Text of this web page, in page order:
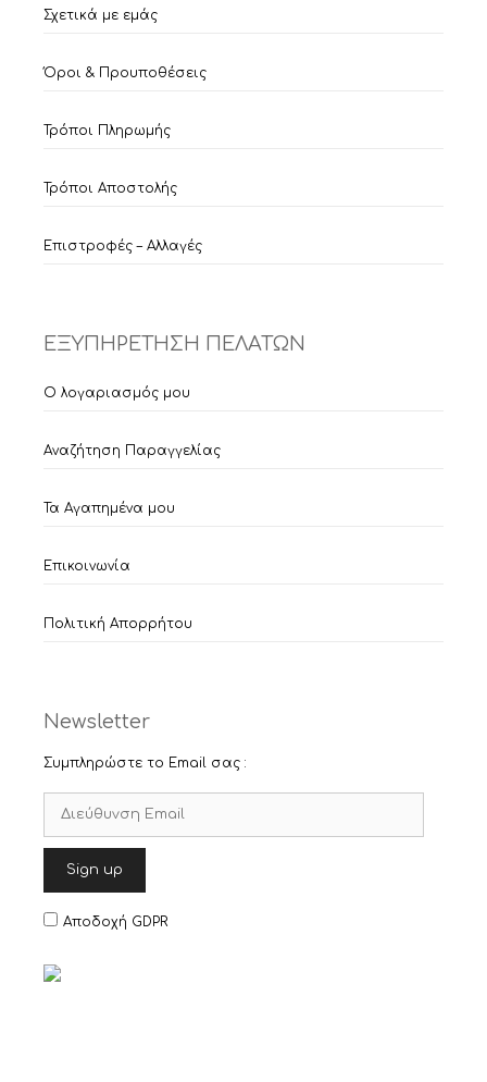
Σχετικά με εμάς
Όροι & Προυποθέσεις
Τρόποι Πληρωμής
Τρόποι Αποστολής
Επιστροφές – Αλλαγές
ΕΞΥΠΗΡΕΤΗΣΗ ΠΕΛΑΤΩΝ
Ο λογαριασμός μου
Αναζήτηση Παραγγελίας
Τα Αγαπημένα μου
Επικοινωνία
Πολιτική Απορρήτου
Newsletter
Συμπληρώστε το Email σας :
Αποδοχή GDPR